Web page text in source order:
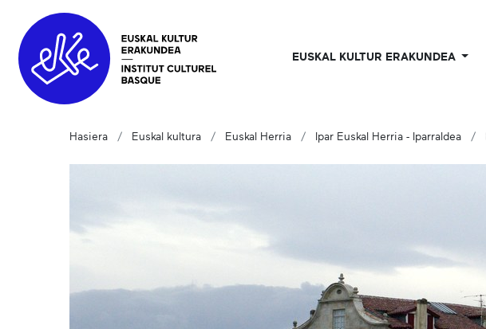
EUSKAL KULTUR ERAKUNDEA
Hasiera Euskal kultura Euskal Herria Ipar Euskal Herria - Iparraldea